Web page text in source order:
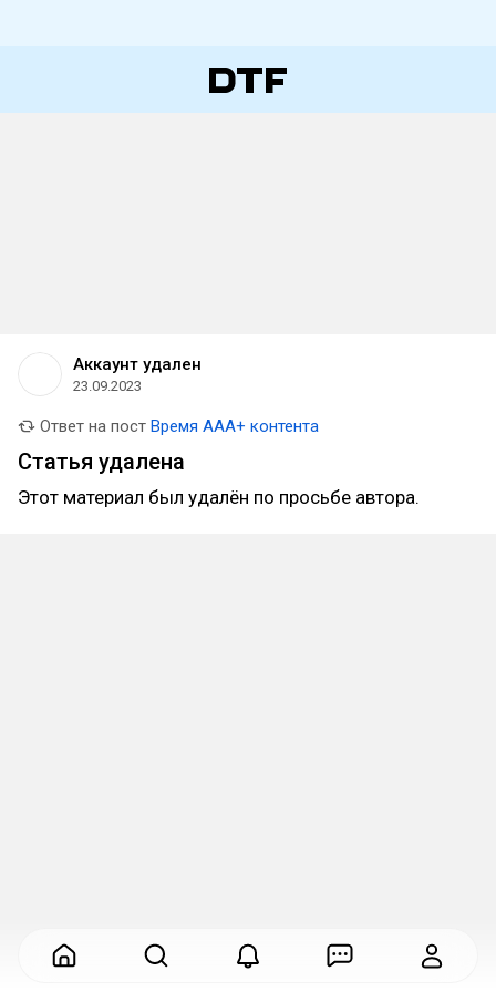
Аккаунт удален
23.09.2023
Ответ на пост Время AAA+ контента
Статья удалена
Этот материал был удалён по просьбе автора.